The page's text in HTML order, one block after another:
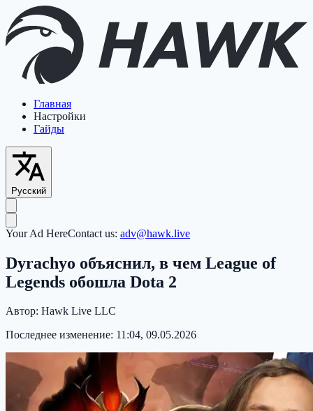
Главная
Настройки
Гайды
Русский
Your Ad HereContact us: adv@hawk.live
Dyrachyo объяснил, в чем League of
Legends обошла Dota 2
Автор: Hawk Live LLC
Последнее изменение: 11:04, 09.05.2026